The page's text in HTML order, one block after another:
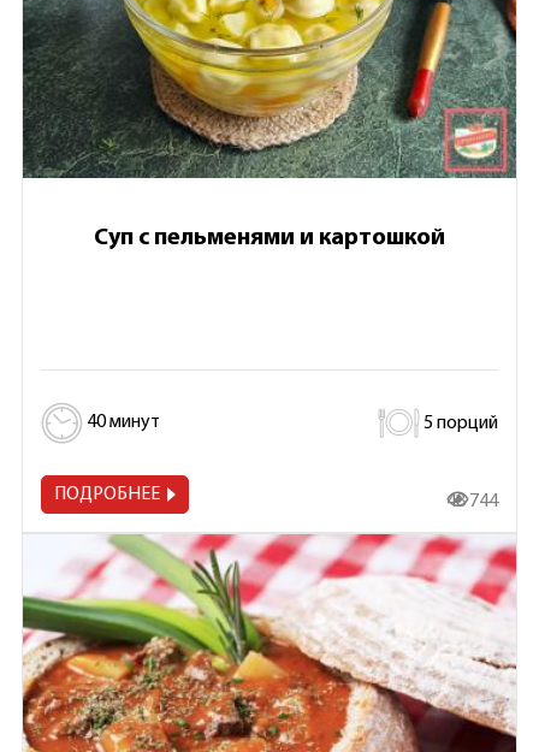
Суп с пельменями и картошкой
40 минут 5 порций
ПОДРОБНЕЕ 48 744